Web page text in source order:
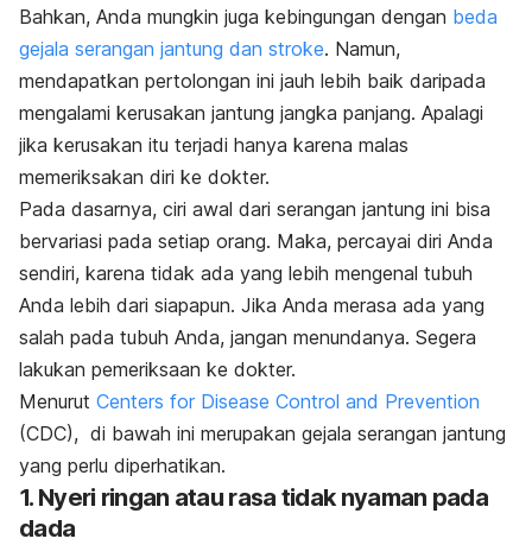
Bahkan, Anda mungkin juga kebingungan dengan beda
gejala serangan jantung dan stroke. Namun,
mendapatkan pertolongan ini jauh lebih baik daripada
mengalami kerusakan jantung jangka panjang. Apalagi
jika kerusakan itu terjadi hanya karena malas
memeriksakan diri ke dokter.
Pada dasarnya, ciri awal dari serangan jantung ini bisa
bervariasi pada setiap orang. Maka, percayai diri Anda
sendiri, karena tidak ada yang lebih mengenal tubuh
Anda lebih dari siapapun. Jika Anda merasa ada yang
salah pada tubuh Anda, jangan menundanya. Segera
lakukan pemeriksaan ke dokter.
Menurut Centers for Disease Control and Prevention
(CDC), di bawah ini merupakan gejala serangan jantung
yang perlu diperhatikan.
1. Nyeri ringan atau rasa tidak nyaman pada
dada